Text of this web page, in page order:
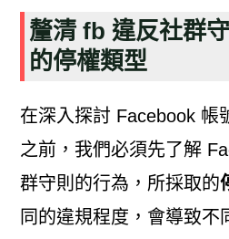
釐清 fb 違反社群
的停權類型
在深入探討 Facebook 帳
之前，我們必須先了解
群守則的行為，所採取的
同的違規程度，會導致不